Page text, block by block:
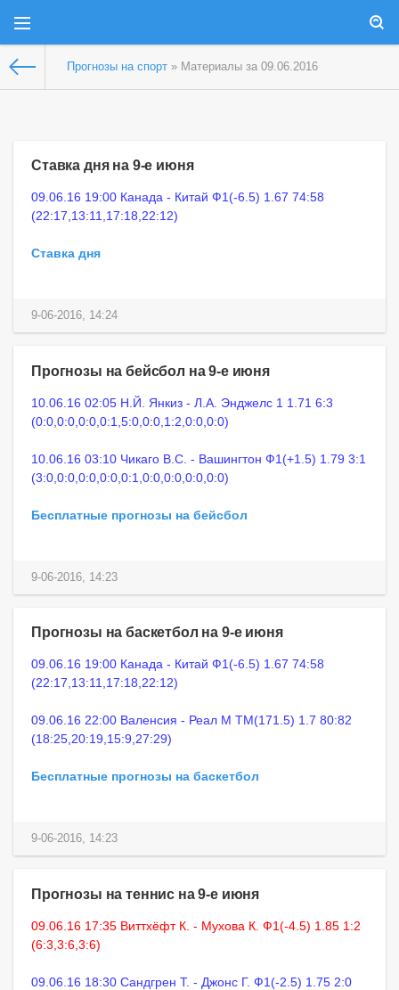
Прогнозы на спорт » Материалы за 09.06.2016
Ставка дня на 9-е июня
09.06.16 19:00 Канада - Китай Ф1(-6.5) 1.67 74:58
(22:17,13:11,17:18,22:12)
Ставка дня
9-06-2016, 14:24
Прогнозы на бейсбол на 9-е июня
10.06.16 02:05 Н.Й. Янкиз - Л.А. Энджелс 1 1.71 6:3
(0:0,0:0,0:0,0:1,5:0,0:0,1:2,0:0,0:0)
10.06.16 03:10 Чикаго В.С. - Вашингтон Ф1(+1.5) 1.79 3:1
(3:0,0:0,0:0,0:0,0:1,0:0,0:0,0:0,0:0)
Бесплатные прогнозы на бейсбол
9-06-2016, 14:23
Прогнозы на баскетбол на 9-е июня
09.06.16 19:00 Канада - Китай Ф1(-6.5) 1.67 74:58
(22:17,13:11,17:18,22:12)
09.06.16 22:00 Валенсия - Реал М ТМ(171.5) 1.7 80:82
(18:25,20:19,15:9,27:29)
Бесплатные прогнозы на баскетбол
9-06-2016, 14:23
Прогнозы на теннис на 9-е июня
09.06.16 17:35 Виттхёфт К. - Мухова К. Ф1(-4.5) 1.85 1:2
(6:3,3:6,3:6)
09.06.16 18:30 Сандгрен Т. - Джонс Г. Ф1(-2.5) 1.75 2:0